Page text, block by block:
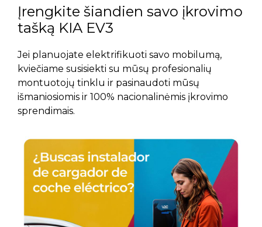
Įrengkite šiandien savo įkrovimo
tašką KIA EV3
Jei planuojate elektrifikuoti savo mobilumą,
kviečiame susisiekti su mūsų profesionalių
montuotojų tinklu ir pasinaudoti mūsų
išmaniosiomis ir 100% nacionalinėmis įkrovimo
sprendimais.